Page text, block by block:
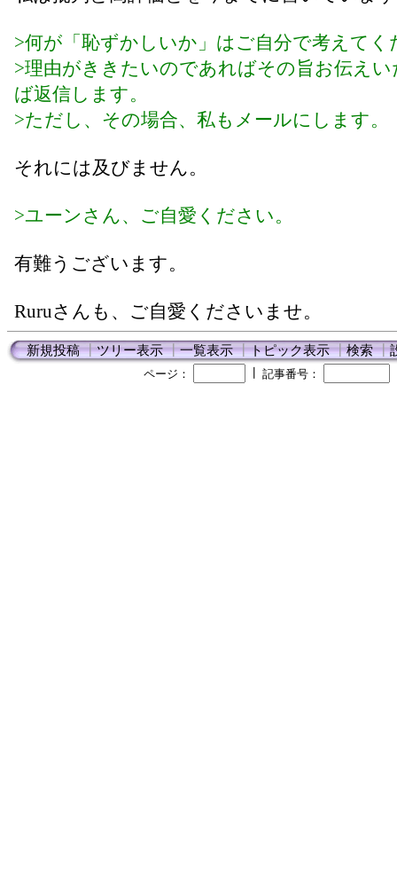
>何が「恥ずかしいか」はご自分で考えてく
>理由がききたいのであればその旨お伝え
ば返信します。
>ただし、その場合、私もメールにします。
それには及びません。
>ユーンさん、ご自愛ください。
有難うございます。
Ruruさんも、ご自愛くださいませ。
新規投稿┃ツリー表示┃一覧表示┃トピック表示┃検索┃
ページ： 記事番号：